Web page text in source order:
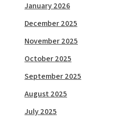
January 2026
December 2025
November 2025
October 2025
September 2025
August 2025
July 2025